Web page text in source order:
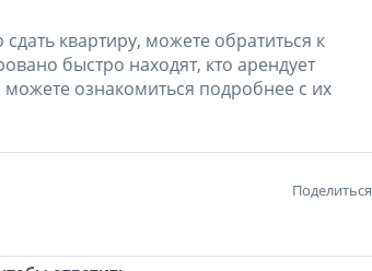
квартиру, можете обратиться к
быстро находят, кто арендует
можете ознакомиться подробнее с их
Поделиться